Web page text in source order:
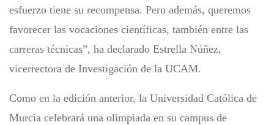
esfuerzo tiene su recompensa. Pero además, queremos
favorecer las vocaciones científicas, también entre las
carreras técnicas”, ha declarado Estrella Núñez,
vicerrectora de Investigación de la UCAM.
Como en la edición anterior, la Universidad Católica de
Murcia celebrará una olimpiada en su campus de